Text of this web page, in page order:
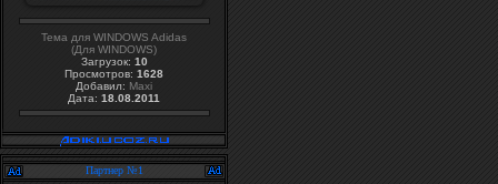
Тема для WINDOWS Adidas
(Для WINDOWS)
Загрузок: 10
Просмотров: 1628
Добавил: Maxi
Дата: 18.08.2011
Партнер №1